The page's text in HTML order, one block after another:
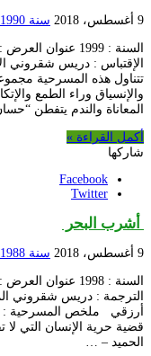
9 أغسطس، 2018 سنة 1990 — سنة 1999
السنة : 1999
الإقتباس : دريس
تتناول هذه المسرحية
والإنسياق وراء الطمع
المعاناة والندم يتفطن
أكمل القراءة »
شاركها
Facebook
Twitter
أشرب البحر
9 أغسطس، 2018 سنة 1988
السنة : 1998
الترجمة : دريس شقروني
أرزقي ملخص المسرحية :
قضية حرية الإنسان التي
الحميد – …